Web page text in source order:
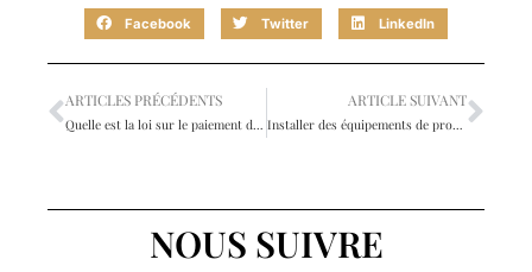
Facebook Twitter LinkedIn
ARTICLES PRÉCÉDENTS
Quelle est la loi sur le paiement des locataires d’une maison ?
ARTICLE SUIVANT
Installer des équipements de production d’énergie renouvelable sur un bien immobilier
NOUS SUIVRE